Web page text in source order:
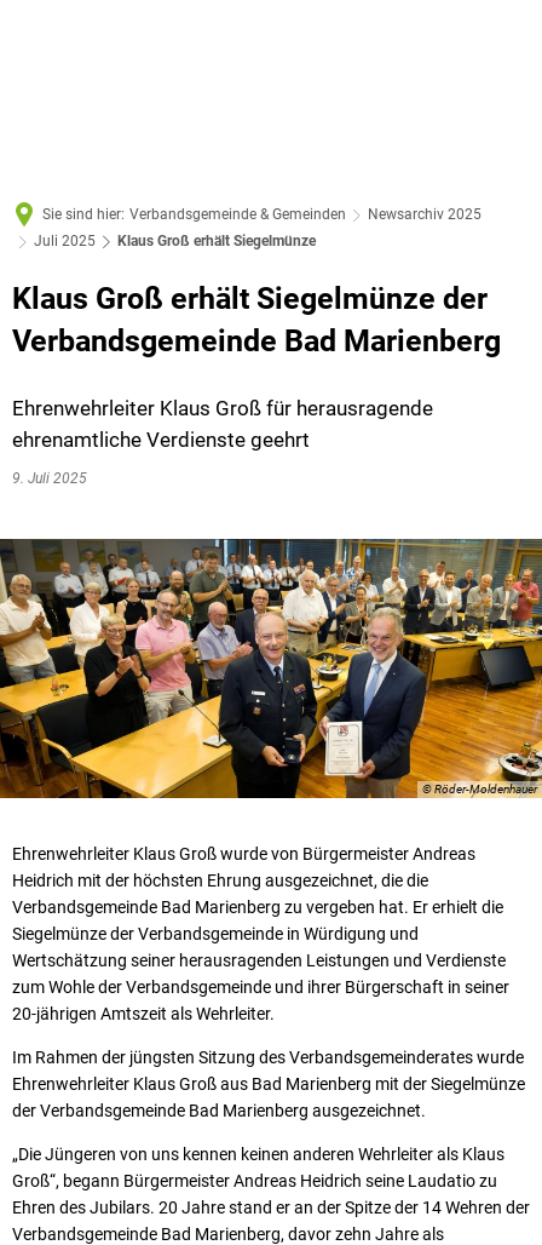
Sie sind hier: Verbandsgemeinde & Gemeinden
Newsarchiv 2025
Juli 2025
Klaus Groß erhält Siegelmünze
Klaus Groß erhält Siegelmünze der
Verbandsgemeinde Bad Marienberg
Ehrenwehrleiter Klaus Groß für herausragende
ehrenamtliche Verdienste geehrt
9. Juli 2025
© Röder-Moldenhauer
Ehrenwehrleiter Klaus Groß wurde von Bürgermeister Andreas
Heidrich mit der höchsten Ehrung ausgezeichnet, die die
Verbandsgemeinde Bad Marienberg zu vergeben hat. Er erhielt die
Siegelmünze der Verbandsgemeinde in Würdigung und
Wertschätzung seiner herausragenden Leistungen und Verdienste
zum Wohle der Verbandsgemeinde und ihrer Bürgerschaft in seiner
20-jährigen Amtszeit als Wehrleiter.
Im Rahmen der jüngsten Sitzung des Verbandsgemeinderates wurde
Ehrenwehrleiter Klaus Groß aus Bad Marienberg mit der Siegelmünze
der Verbandsgemeinde Bad Marienberg ausgezeichnet.
„Die Jüngeren von uns kennen keinen anderen Wehrleiter als Klaus
Groß“, begann Bürgermeister Andreas Heidrich seine Laudatio zu
Ehren des Jubilars. 20 Jahre stand er an der Spitze der 14 Wehren der
Verbandsgemeinde Bad Marienberg, davor zehn Jahre als